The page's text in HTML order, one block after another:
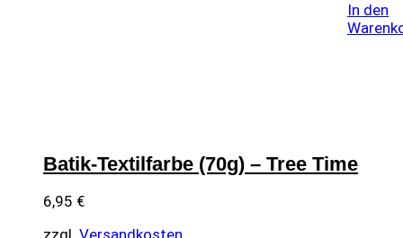
In den
Batik-Textilfarbe (70g) – Tree Time
6,95 €
zzgl. Versandkosten